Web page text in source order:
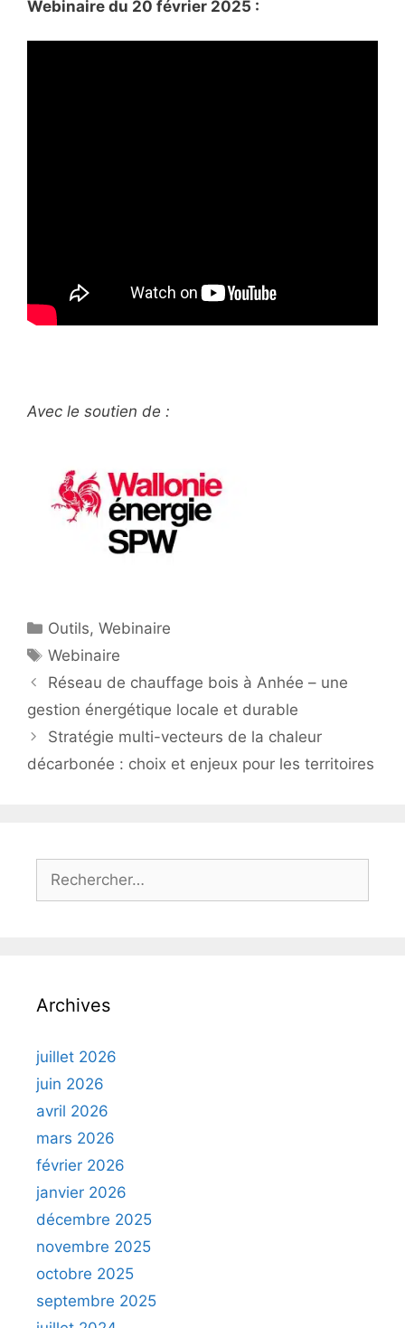
Webinaire du 20 février 2025 :
Avec le soutien de :
Catégories
Outils,Webinaire
Étiquettes
Webinaire
Réseau de chauffage bois à Anhée – une
gestion énergétique locale et durable
Stratégie multi-vecteurs de la chaleur
décarbonée : choix et enjeux pour les territoires
Rechercher :
Archives
juillet 2026
juin 2026
avril 2026
mars 2026
février 2026
janvier 2026
décembre 2025
novembre 2025
octobre 2025
septembre 2025